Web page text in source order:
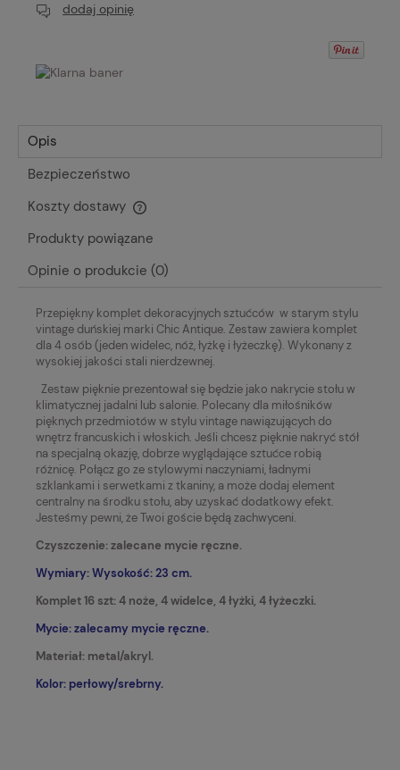
dodaj opinię
Opis
Bezpieczeństwo
Koszty dostawy
Cena nie zawiera ewentualnych kosztów płatności
Produkty powiązane
Opinie o produkcie (0)
Przepiękny komplet dekoracyjnych sztućców w starym stylu
vintage duńskiej marki Chic Antique. Zestaw zawiera komplet
dla 4 osób (jeden widelec, nóż, łyżkę i łyżeczkę). Wykonany z
wysokiej jakości stali nierdzewnej.
Zestaw pięknie prezentował się będzie jako nakrycie stołu w
klimatycznej jadalni lub salonie. Polecany dla miłośników
pięknych przedmiotów w stylu vintage nawiązujących do
wnętrz francuskich i włoskich. Jeśli chcesz pięknie nakryć stół
na specjalną okazję, dobrze wyglądające sztućce robią
różnicę. Połącz go ze stylowymi naczyniami, ładnymi
szklankami i serwetkami z tkaniny, a może dodaj element
centralny na środku stołu, aby uzyskać dodatkowy efekt.
Jesteśmy pewni, że Twoi goście będą zachwyceni.
Czyszczenie: zalecane mycie ręczne.
Wymiary: Wysokość: 23 cm.
Komplet 16 szt: 4 noże, 4 widelce, 4 łyżki, 4 łyżeczki.
Mycie: zalecamy mycie ręczne.
Materiał: metal/akryl.
Kolor: perłowy/srebrny.